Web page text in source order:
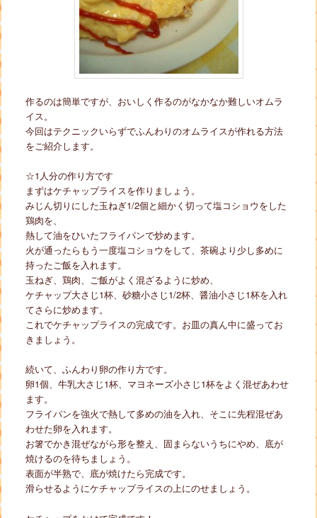
作るのは簡単ですが、おいしく作るのがなかなか難しいオムラ
イス。
今回はテクニックいらずでふんわりのオムライスが作れる方法
をご紹介します。
☆1人分の作り方です
まずはケチャップライスを作りましょう。
みじん切りにした玉ねぎ1/2個と細かく切って塩コショウをした
鶏肉を、
熱して油をひいたフライパンで炒めます。
火が通ったらもう一度塩コショウをして、茶碗より少し多めに
持ったご飯を入れます。
玉ねぎ、鶏肉、ご飯がよく混ざるように炒め、
ケチャップ大さじ1杯、砂糖小さじ1/2杯、醤油小さじ1杯を入れ
てさらに炒めます。
これでケチャップライスの完成です。お皿の真ん中に盛ってお
きましょう。
続いて、ふんわり卵の作り方です。
卵1個、牛乳大さじ1杯、マヨネーズ小さじ1杯をよく混ぜあわせ
ます。
フライパンを強火で熱して多めの油を入れ、そこに先程混ぜあ
わせた卵を入れます。
お箸でかき混ぜながら形を整え、固まらないうちにやめ、底が
焼けるのを待ちましょう。
表面が半熟で、底が焼けたら完成です。
滑らせるようにケチャップライスの上にのせましょう。